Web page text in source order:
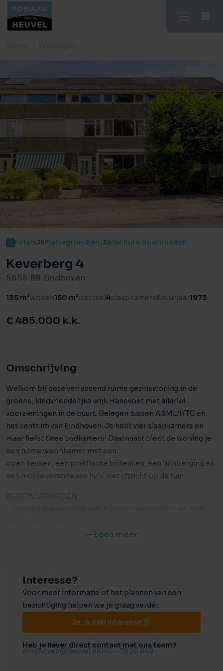
Foto's38Plattegrond(en)3Brochure downloaden
Keverberg 4
5655 BB Eindhoven
135 m²wonen150 m²perceel4slaapkamersBouwjaar1973
€ 485.000 k.k.
Omschrijving
Welkom bij deze verrassend ruime gezinswoning in de
groene, kindvriendelijke wijk Hanevoet met allerlei
voorzieningen in de buurt. Gelegen tussen ASML/HTC en
het centrum van Eindhoven. Je hebt vier slaapkamers en
maar liefst twee badkamers! Daarnaast biedt de woning je
een ruime woonkamer met een
open keuken, een praktische bijkeuken, een tuinberging en
een mooie veranda aan huis met uitzicht op de tuin.
– Kunststof kozijnen met HR++ beglazing
– Voldoende parkeergelegenheid in de directe omgeving
– Goede locatie: rustige woonwijk en toch dichtbij allerlei
voorzieningen zoals winkels, scholen, sportfaciliteiten etc.
Vlakbij uitvalswegen, snelwegen en openbaar vervoer. Op
fietsafstand van het centrum van Eindhoven, HTC of ASML
AANZICHT:
Lees meer
Interesse?
Voor meer informatie of het plannen van een
bezichtiging helpen we je graag verder.
Ja, ik heb interesse
Heb je liever direct contact met ons team?
eindhoven@heuvel.nl040 - 78 20 849